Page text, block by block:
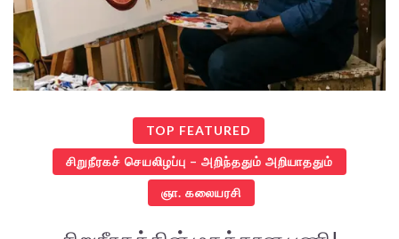
TOP FEATURED
சிறுநீரகச் செயலிழப்பு – அறிந்ததும் அறியாததும்
ஞா. கலையரசி